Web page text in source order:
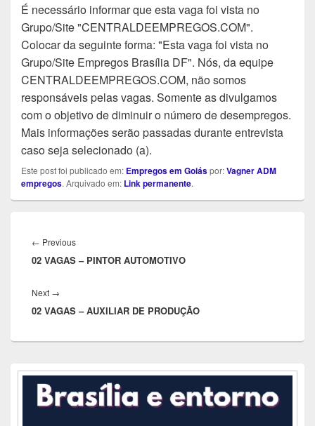
É necessário informar que esta vaga foi vista no
Grupo/Site "CENTRALDEEMPREGOS.COM".
Colocar da seguinte forma: "Esta vaga foi vista no
Grupo/Site Empregos Brasília DF". Nós, da equipe
CENTRALDEEMPREGOS.COM, não somos
responsáveis pelas vagas. Somente as divulgamos
com o objetivo de diminuir o número de desempregos.
Mais informações serão passadas durante entrevista
caso seja selecionado (a).
Este post foi publicado em: Empregos em Goiáspor:Vagner ADM
empregos. Arquivado em: Link permanente.
de
Post
← PreviousPrevious
post:
02 VAGAS – PINTOR AUTOMOTIVO
Next →
post:
02 VAGAS – AUXILIAR DE PRODUÇÃO
Área